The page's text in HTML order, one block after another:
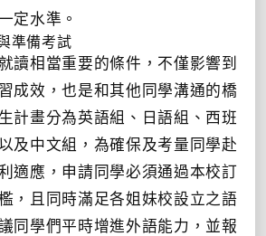
定水準。
準備考試
讀相當重要的條件，不僅影響到
成效，也是和其他同學溝通的橋
計畫分為英語組、日語組、西班
及中文組，為確保及考量同學赴
適應，申請同學必須通過本校訂
，且同時滿足各姐妹校設立之語
同學們平時增進外語能力，並報